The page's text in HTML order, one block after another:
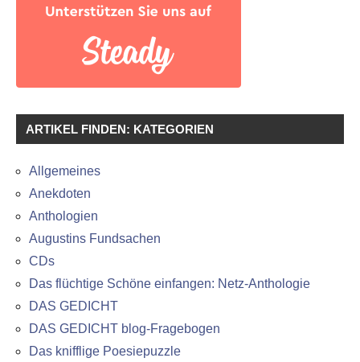
ARTIKEL FINDEN: KATEGORIEN
Allgemeines
Anekdoten
Anthologien
Augustins Fundsachen
CDs
Das flüchtige Schöne einfangen: Netz-Anthologie
DAS GEDICHT
DAS GEDICHT blog-Fragebogen
Das knifflige Poesiepuzzle